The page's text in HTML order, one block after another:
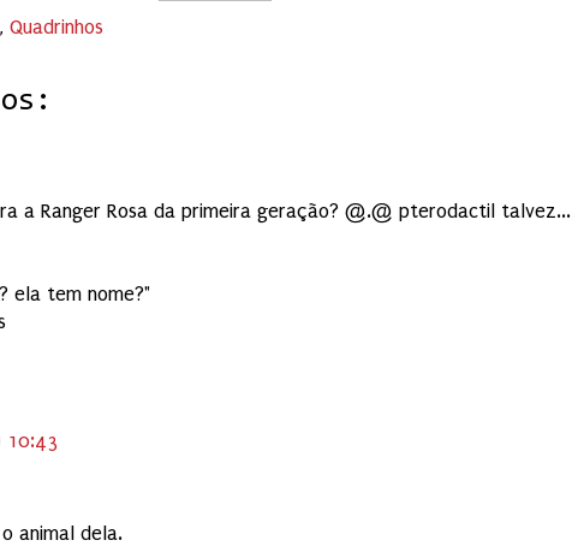
, Quadrinhos
a Ranger Rosa da primeira geração? @.@ pterodactil talvez...
ela tem nome?"
10:43
animal dela.